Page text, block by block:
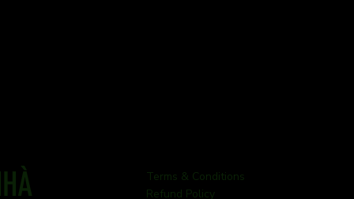
Terms & Conditions
Refund Policy